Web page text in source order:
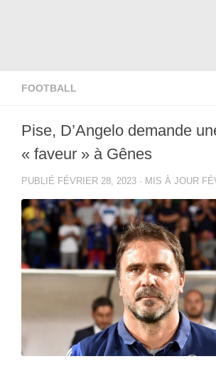
FOOTBALL
Pise, D’Angelo demande
« faveur » à Gênes
PUBLIÉ FÉVRIER 28, 2023 · MIS À JOUR